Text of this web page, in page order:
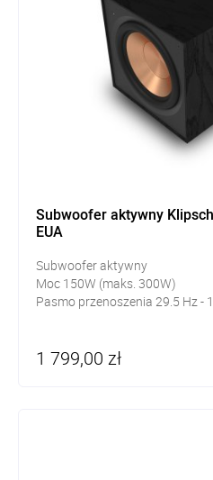
Subwoofer aktywny
EUA
Subwoofer aktywny
Moc 150W (maks. 300W)
Pasmo przenoszenia 29.5 Hz -
1 799,00 zł